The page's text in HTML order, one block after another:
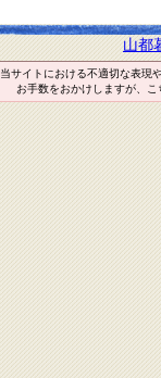
山都
当サイトにおける不適切な表現
お手数をおかけしますが、こ